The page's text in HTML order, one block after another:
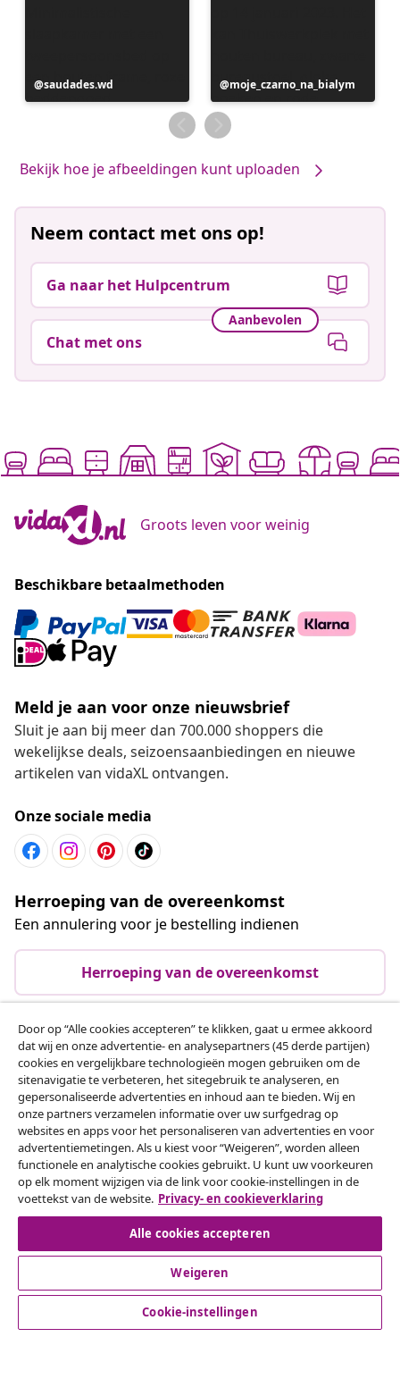
Bericht
gepubliceerd
saudades.wd
Bericht
gepubliceerd
door
moje_czarno_na_bialym
Bekijk hoe je afbeeldingen kunt uploaden
Neem contact met ons op!
Ga naar het Hulpcentrum
Aanbevolen
Chat met ons
Groots leven voor weinig
Beschikbare betaalmethoden
Meld je aan voor onze nieuwsbrief
Sluit je aan bij meer dan 700.000 shoppers die
wekelijkse deals, seizoensaanbiedingen en nieuwe
artikelen van vidaXL ontvangen.
Onze sociale media
Herroeping van de overeenkomst
Een annulering voor je bestelling indienen
Herroeping van de overeenkomst
Klantenservice
Zakelijk
vidaXL
Ontdek meer
Door op “Alle cookies accepteren” te klikken, gaat u ermee akkoord
dat wij en onze advertentie- en analysepartners (45 derde partijen)
cookies en vergelijkbare technologieën mogen gebruiken om de
sitenavigatie te verbeteren, het sitegebruik te analyseren, en
gepersonaliseerde advertenties en inhoud aan te bieden. Wij en
onze partners verzamelen informatie over uw surfgedrag op
websites en apps voor het personaliseren van advertenties en voor
advertentiemetingen. Als u kiest voor “Weigeren”, worden alleen
functionele en analytische cookies gebruikt. U kunt uw voorkeuren
op elk moment wijzigen via de link voor cookie-instellingen in de
voettekst van de website. Privacy- en cookieverklaring
Alle cookies accepteren
Weigeren
Cookie-instellingen